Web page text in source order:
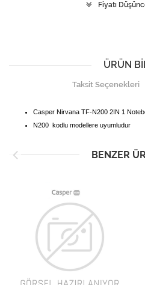
Fiyatı
ÜRÜN
Taksit Seçenekleri
Casper Nirvana TF-N200 2IN 1
N200 kodlu modellere uyumludur
BENZER